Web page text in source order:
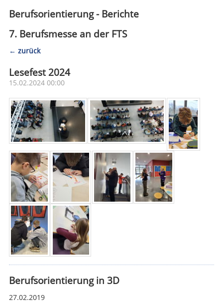
Berufsorientierung - Berichte
7. Berufsmesse an der FTS
zurück
Lesefest 2024
15.02.2024 00:00
Berufsorientierung in 3D
27.02.2019